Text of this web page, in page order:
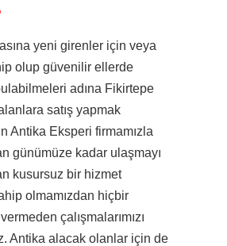
yeni girenler için veya
olup güvenilir ellerde
adına Fikirtepe
satış yapmak
Antika Eksperi firmamızla
günümüze kadar ulaşmayı
kusursuz bir hizmet
olmamızdan hiçbir
çalışmalarımızı
Antika alacak olanlar için de